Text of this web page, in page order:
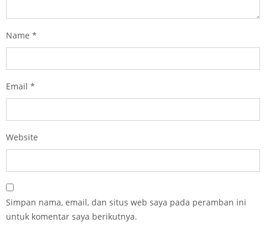
Name *
Email *
Website
Simpan nama, email, dan situs web saya pada peramban ini
untuk komentar saya berikutnya.